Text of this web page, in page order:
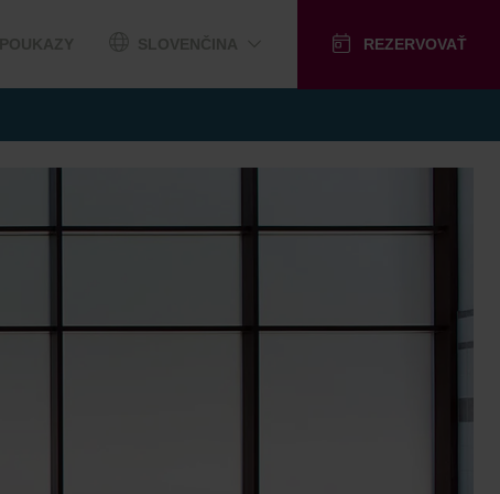
REZERVOVAŤ